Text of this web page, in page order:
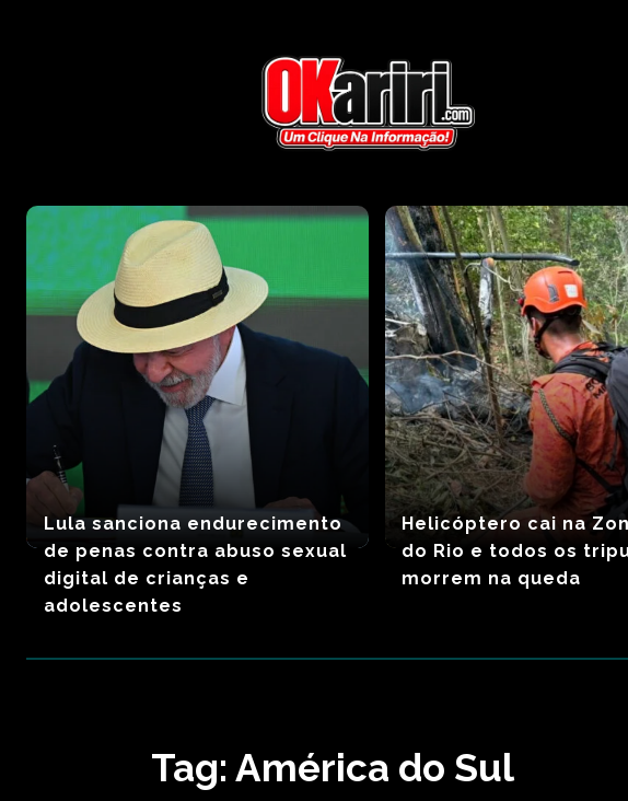
Lula sanciona endurecimento
de penas contra abuso sexual
digital de crianças e
adolescentes
Helicóptero cai na
do Rio e todos os
morrem na queda
Tag: América do Sul